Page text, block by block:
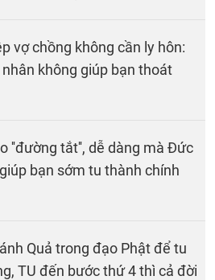
vợ chồng không cần ly hôn:
không giúp bạn thoát
''đường tắt'', dễ dàng mà Đức
bạn sớm tu thành chính
Quả trong đạo Phật để tu
TU đến bước thứ 4 thì cả đời